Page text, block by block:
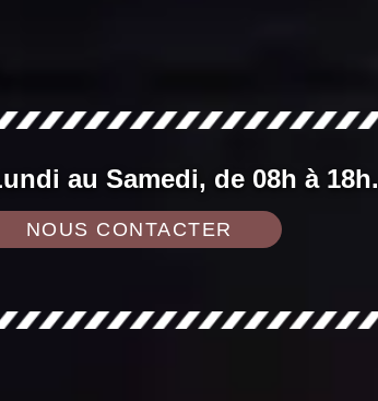
au Samedi, de 08h à 18h.
NOUS CONTACTER